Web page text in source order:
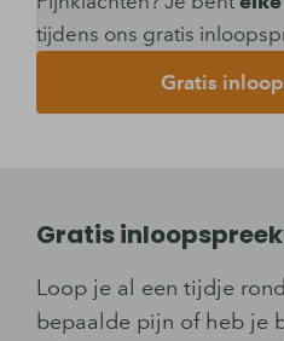
tijdens ons gratis
Gratis
Gratis
Loop je al een tijdje
bepaalde pijn of heb je